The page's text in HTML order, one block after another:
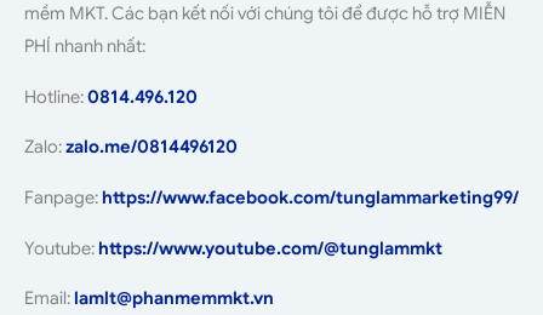
mềm MKT. Các bạn kết nối với chúng tôi để được hỗ trợ MIỄN
PHÍ nhanh nhất:
Hotline:0814.496.120
Zalo:zalo.me/0814496120
Fanpage: https://www.facebook.com/tunglammarketing99/
Youtube: https://www.youtube.com/@tunglammkt
Email: lamlt@phanmemmkt.vn